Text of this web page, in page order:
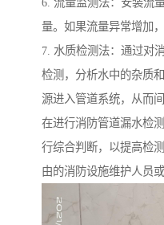
6. 流量监测法：安装流
量。如果流量异常增加
7. 水质检测法：通过对
检测，分析水中的杂质
源进入管道系统，从而
在进行消防管道漏水检
行综合判断，以提高检
由的消防设施维护人员